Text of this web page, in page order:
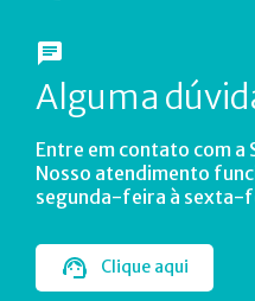
Alguma
Entre em contato com a
Nosso atendimento
segunda-feira à sexta-
Clique aqui